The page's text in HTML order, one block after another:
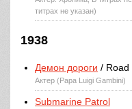
титрах не указан)
1938
Демон дороги / Road
Актер (Papa Luigi Gambini)
Submarine Patrol